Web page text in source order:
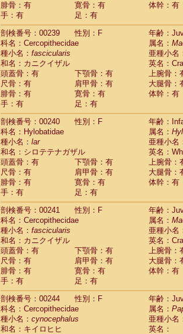
腓骨：有
寛骨：有
体幹：有
手：有
足：有
剖検番号：00239
性別：F
年齢：
科名：Cercopithecidae
属名：
種小名： fascicularis
亜種小名
和名：カニクイザル
英名：
頭蓋骨：有
下顎骨：有
上腕骨：
尺骨：有
肩甲骨：有
大腿骨：
腓骨：有
寛骨：有
体幹：有
手：有
足：有
剖検番号：00240
性別：F
年齢：
科名：Hylobatidae
属名：
種小名： lar
亜種小名
和名：シロテテナガザル
英名：
頭蓋骨：有
下顎骨：有
上腕骨：
尺骨：有
肩甲骨：有
大腿骨：
腓骨：有
寛骨：有
体幹：有
手：有
足：有
剖検番号：00241
性別：F
年齢：
科名：Cercopithecidae
属名：
種小名： fascicularis
亜種小名
和名：カニクイザル
英名：
頭蓋骨：有
下顎骨：有
上腕骨：
尺骨：有
肩甲骨：有
大腿骨：
腓骨：有
寛骨：有
体幹：有
手：有
足：有
剖検番号：00244
性別：F
年齢：
科名：Cercopithecidae
属名：
種小名： cynocephalus
亜種小名
和名：キイロヒヒ
英名：